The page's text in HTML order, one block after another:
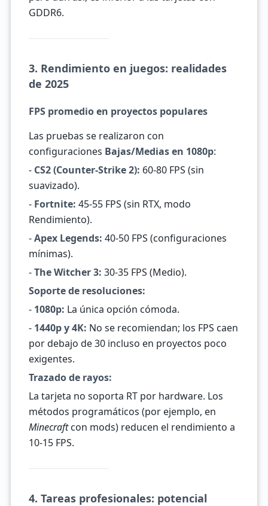
GDDR6.
3. Rendimiento en juegos: realidades
de 2025
FPS promedio en proyectos populares
Las pruebas se realizaron con
configuraciones Bajas/Medias en 1080p:
- CS2 (Counter-Strike 2): 60-80 FPS (sin
suavizado).
- Fortnite: 45-55 FPS (sin RTX, modo
Rendimiento).
-Apex Legends: 40-50 FPS (configuraciones
mínimas).
-The Witcher 3: 30-35 FPS (Medio).
Soporte de resoluciones:
- 1080p: La única opción cómoda.
- 1440p y 4K: No se recomiendan; los FPS caen
por debajo de 30 incluso en proyectos poco
exigentes.
Trazado de rayos:
La tarjeta no soporta RT por hardware. Los
métodos programáticos (por ejemplo, en
Minecraftcon mods) reducen el rendimiento a
10-15 FPS.
4. Tareas profesionales: potencial